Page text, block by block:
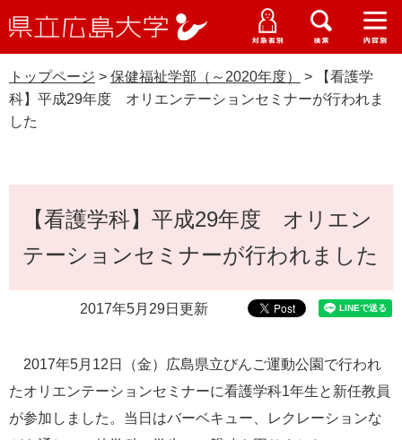
ー
ジ
先
頭
ニ
ュ
を
飛
ニ
ー
ニ
ー
ニ
ュ
ー
立
大
学
受験生の皆さま
在学生の皆さま
地域・企業の皆さま
教職員の皆さま
受験生特設サイト
WEB版大学案内
資料請求
Languages
g
l
e
カ
すべて ページ PDF
大学概要
学部・大学院・専攻科
研究・地域連携・国際交流
トップページ > 保健福祉学部（～2020年度） >
【看護学
科】平成29年度 オリエンテーションセミナーが行われま
した
【看護学科】平成29年度 オリエン
テーションセミナーが行われました
2017年5月29日更新
2017年5月12日（金）広島県立びんご運動公園で行われ
たオリエンテーションセミナーに看護学科1年生と新任教員
が参加しました。当日はバーベキュー、レクレーションな